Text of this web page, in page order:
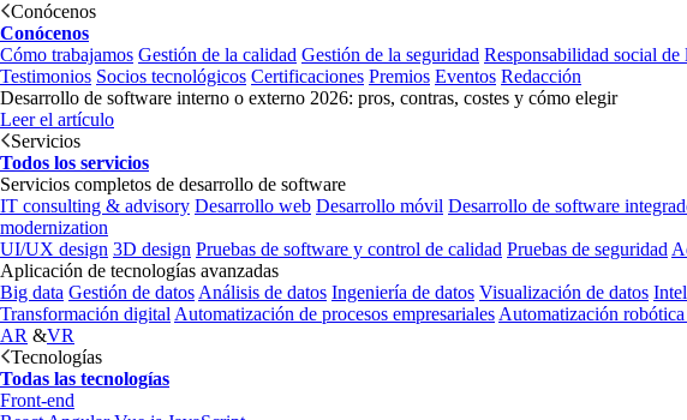
Conócenos
Conócenos
Cómo trabajamos Gestión de la calidad Gestión de la seguridad Responsabilidad social de
Testimonios Socios tecnológicos Certificaciones Premios Eventos Redacción
Desarrollo de software interno o externo 2026: pros, contras, costes y cómo elegir
Leer el artículo
Servicios
Todos los servicios
Servicios completos de desarrollo de software
IT consulting & advisory Desarrollo web Desarrollo móvil Desarrollo de software
modernization
UI/UX design 3D design Pruebas de software y control de calidad Pruebas de seguridad
Aplicación de tecnologías avanzadas
Big data Gestión de datos Análisis de datos Ingeniería de datos Visualización de datos
Transformación digital Automatización de procesos empresariales Automatización robótica
AR &VR
Tecnologías
Todas las tecnologías
Front-end